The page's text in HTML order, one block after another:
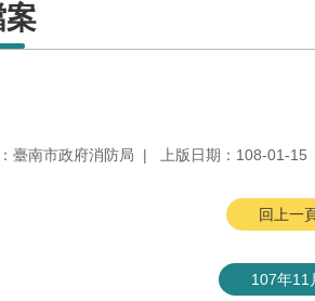
案
臺南市政府消防局 上版日期：108-01-15
回上一
107年11